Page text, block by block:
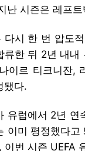
난 시즌은 레프
다시 한 번 압도
류한 뒤 2년 내내
이르 티크니잔,
됐다.
유럽에서 2년 연
이미 평정했다
이번 시즌 UEFA